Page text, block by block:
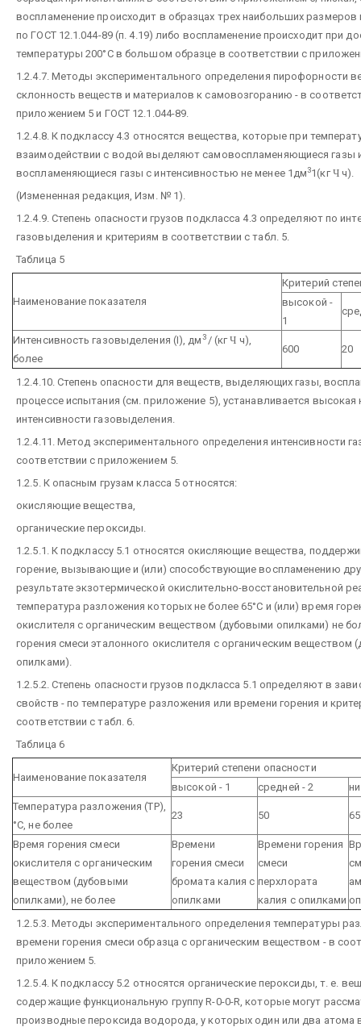
воспламенение происходит в образцах трех наибольших размеров
по ГОСТ 12.1.044-89 (п. 4.19) либо воспламенение происходит при
температуры 200°С в большом образце в соответствии с
1.2.4.7. Методы экспериментального определения пирофорности
склонность веществ и материалов к самовозгоранию - в
приложением 5 и ГОСТ 12.1.044-89.
1.2.4.8. К подклассу 4.3 относятся вещества, которые при
взаимодействии с водой выделяют самовоспламеняющиеся газы
воспламеняющиеся газы с интенсивностью не менее 1дм31(кгЧ ч).
(Измененная редакция, Изм. № 1).
1.2.4.9. Степень опасности грузов подкласса 4.3 определяют по
газовыделения и критериям в соответствии с табл. 5.
Таблица 5
Наименование показателя
Критерий
высокой -
1
Интенсивность газовыделения (I), дм3 / (кгЧ ч),
более
600 20
1.2.4.10. Степень опасности для веществ, выделяющих газы,
процессе испытания (см. приложение 5), устанавливается высокая
интенсивности газовыделения.
1.2.4.11. Метод экспериментального определения интенсивности
соответствии с приложением 5.
1.2.5. К опасным грузам класса 5 относятся:
окисляющие вещества,
органические пероксиды.
1.2.5.1. К подклассу 5.1 относятся окисляющие вещества,
горение, вызывающие и (или) способствующие воспламенению
результате экзотермической окислительно-восстановительной
температура разложения которых не более 65°С и (или) время
окислителя с органическим веществом (дубовыми опилками) не
горения смеси эталонного окислителя с органическим веществом
опилками).
1.2.5.2. Степень опасности грузов подкласса 5.1 определяют в
свойств - по температуре разложения или времени горения и
соответствии с табл. 6.
Таблица 6
Наименование показателя
Критерий степени опасности
высокой - 1
средней - 2
Температура разложения (ТР),
°С, не более
23 50 65
Время горения смеси
окислителя с органическим
веществом (дубовыми
опилками), не более
Времени
горения смеси
бромата калия с
опилками
Времени горения
смеси
перхлората
калия с опилками
1.2.5.3. Методы экспериментального определения температуры
времени горения смеси образца с органическим веществом - в
приложением 5.
1.2.5.4. К подклассу 5.2 относятся органические пероксиды, т. е.
содержащие функциональную группу R-0-0-R, которые могут
производные пероксида водорода, у которых один или два атома